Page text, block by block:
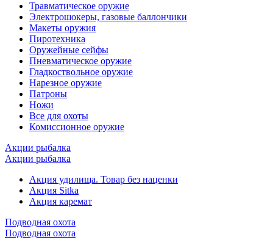
Травматическое оружие
Электрошокеры, газовые баллончики
Макеты оружия
Пиротехника
Оружейные сейфы
Пневматическое оружие
Гладкоствольное оружие
Нарезное оружие
Патроны
Ножи
Все для охоты
Комиссионное оружие
Акции рыбалка
Акции рыбалка
Акция удилища. Товар без наценки
Акция Sitka
Акция каремат
Подводная охота
Подводная охота